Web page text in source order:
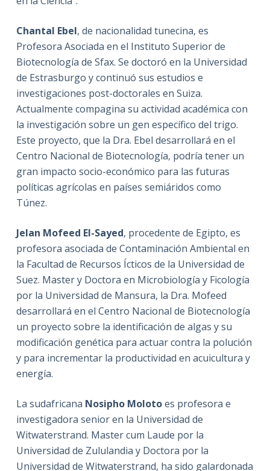
Chantal Ebel, de nacionalidad tunecina, es
Profesora Asociada en el Instituto Superior de
Biotecnología de Sfax. Se doctoró en la Universidad
de Estrasburgo y continuó sus estudios e
investigaciones post-doctorales en Suiza.
Actualmente compagina su actividad académica con
la investigación sobre un gen específico del trigo.
Este proyecto, que la Dra. Ebel desarrollará en el
Centro Nacional de Biotecnología, podría tener un
gran impacto socio-económico para las futuras
políticas agrícolas en países semiáridos como
Túnez.
Jelan Mofeed El-Sayed, procedente de Egipto, es
profesora asociada de Contaminación Ambiental en
la Facultad de Recursos Ícticos de la Universidad de
Suez. Master y Doctora en Microbiología y Ficología
por la Universidad de Mansura, la Dra. Mofeed
desarrollará en el Centro Nacional de Biotecnología
un proyecto sobre la identificación de algas y su
modificación genética para actuar contra la polución
y para incrementar la productividad en acuicultura y
energía.
La sudafricana Nosipho Molotoes profesora e
investigadora senior en la Universidad de
Witwaterstrand. Master cum Laude por la
Universidad de Zululandia y Doctora por la
Universidad de Witwaterstrand, ha sido galardonada